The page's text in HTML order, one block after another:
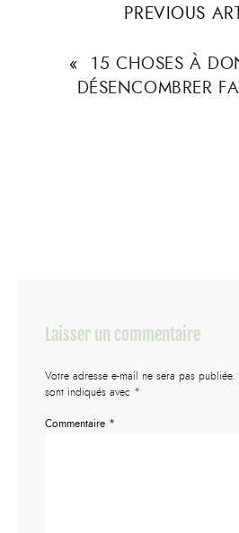
PREVIOUS
« 15 CHOSES À
DÉSENCOMBRER
Laisser un commentaire
Votre adresse e-mail ne sera pas publiée.
sont indiqués avec *
Commentaire *